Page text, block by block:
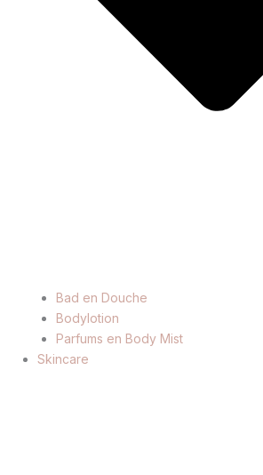
Bad en Douche
Bodylotion
Parfums en Body Mist
Skincare